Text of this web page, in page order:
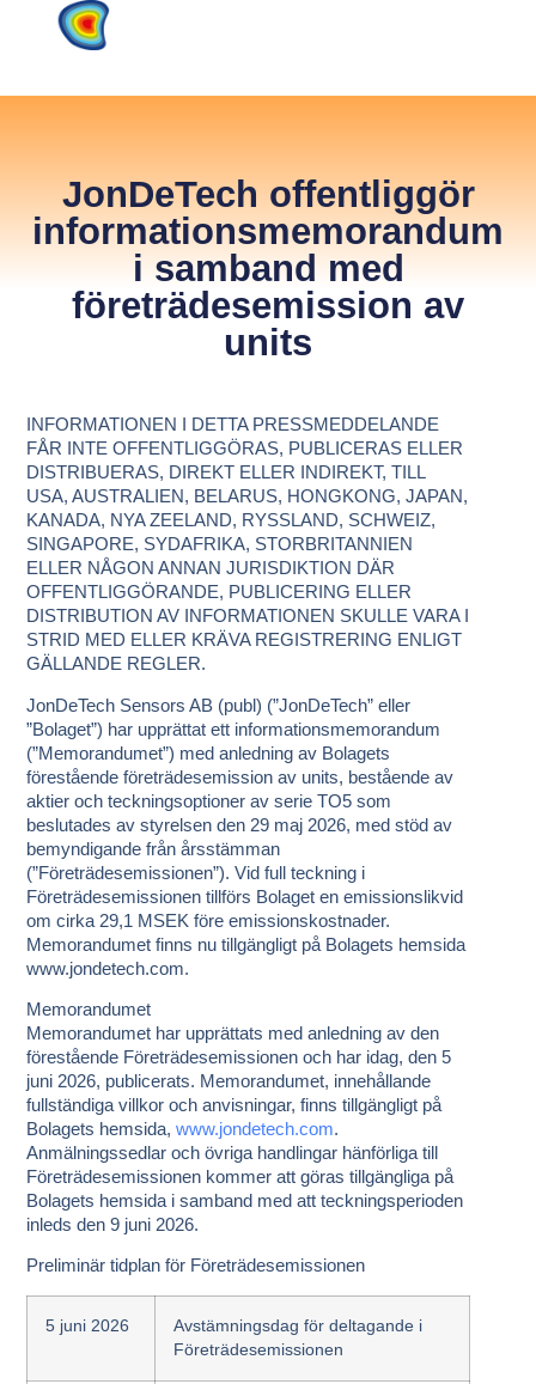
JonDeTech offentliggör
informationsmemorandum
i samband med
företrädesemission av
units
INFORMATIONEN I DETTA PRESSMEDDELANDE
FÅR INTE OFFENTLIGGÖRAS, PUBLICERAS ELLER
DISTRIBUERAS, DIREKT ELLER INDIREKT, TILL
USA, AUSTRALIEN, BELARUS, HONGKONG, JAPAN,
KANADA, NYA ZEELAND, RYSSLAND, SCHWEIZ,
SINGAPORE, SYDAFRIKA, STORBRITANNIEN
ELLER NÅGON ANNAN JURISDIKTION DÄR
OFFENTLIGGÖRANDE, PUBLICERING ELLER
DISTRIBUTION AV INFORMATIONEN SKULLE VARA I
STRID MED ELLER KRÄVA REGISTRERING ENLIGT
GÄLLANDE REGLER.
JonDeTech Sensors AB (publ) (”JonDeTech” eller
”Bolaget”) har upprättat ett informationsmemorandum
(”Memorandumet”) med anledning av Bolagets
förestående företrädesemission av units, bestående av
aktier och teckningsoptioner av serie TO5 som
beslutades av styrelsen den 29 maj 2026, med stöd av
bemyndigande från årsstämman
(”Företrädesemissionen”). Vid full teckning i
Företrädesemissionen tillförs Bolaget en emissionslikvid
om cirka 29,1 MSEK före emissionskostnader.
Memorandumet finns nu tillgängligt på Bolagets hemsida
www.jondetech.com.
Memorandumet
Memorandumet har upprättats med anledning av den
förestående Företrädesemissionen och har idag, den 5
juni 2026, publicerats. Memorandumet, innehållande
fullständiga villkor och anvisningar, finns tillgängligt på
Bolagets hemsida,www.jondetech.com.
Anmälningssedlar och övriga handlingar hänförliga till
Företrädesemissionen kommer att göras tillgängliga på
Bolagets hemsida i samband med att teckningsperioden
inleds den 9 juni 2026.
Preliminär tidplan för Företrädesemissionen
5 juni 2026
Avstämningsdag för deltagande i
Företrädesemissionen